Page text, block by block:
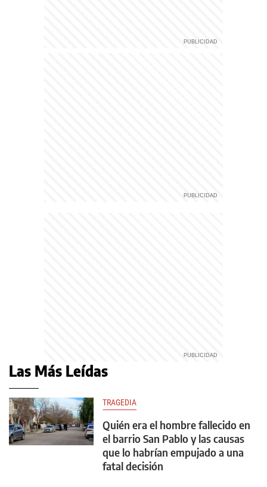
Las Más Leídas
TRAGEDIA
Quién era el hombre fallecido en
el barrio San Pablo y las causas
que lo habrían empujado a una
fatal decisión